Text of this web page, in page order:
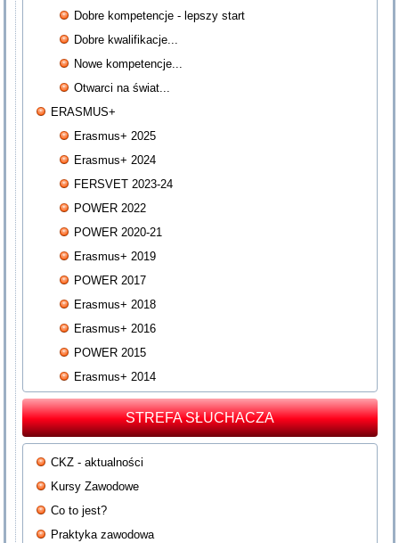
Dobre kompetencje - lepszy start
Dobre kwalifikacje...
Nowe kompetencje...
Otwarci na świat...
ERASMUS+
Erasmus+ 2025
Erasmus+ 2024
FERSVET 2023-24
POWER 2022
POWER 2020-21
Erasmus+ 2019
POWER 2017
Erasmus+ 2018
Erasmus+ 2016
POWER 2015
Erasmus+ 2014
STREFA SŁUCHACZA
CKZ - aktualności
Kursy Zawodowe
Co to jest?
Praktyka zawodowa